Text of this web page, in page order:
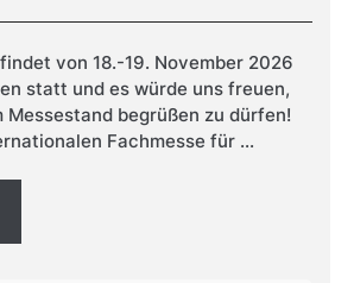
von 18.-19. November 2026
statt und es würde uns freuen,
Messestand begrüßen zu dürfen!
Fachmesse für ...